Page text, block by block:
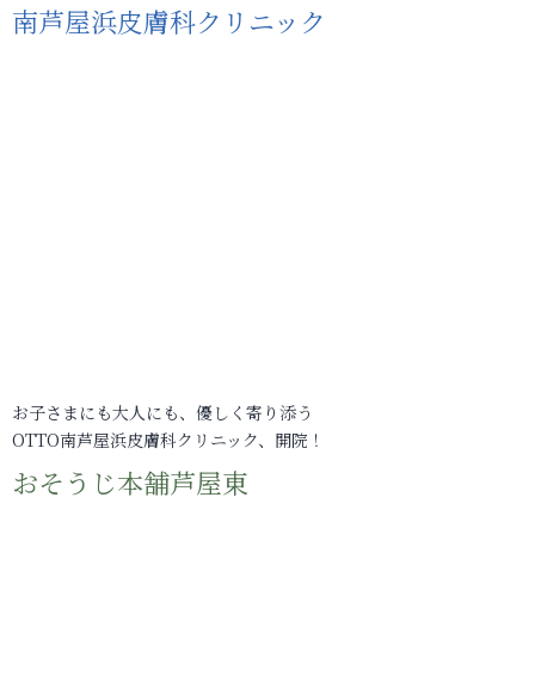
南芦屋浜皮膚科クリニック
お子さまにも大人にも、優しく寄り添う
OTTO南芦屋浜皮膚科クリニック、開院！
おそうじ本舗芦屋東